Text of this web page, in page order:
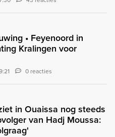
• Feyenoord in
Kralingen voor
0 reacties
in Ouaissa nog steeds
van Hadj Moussa: